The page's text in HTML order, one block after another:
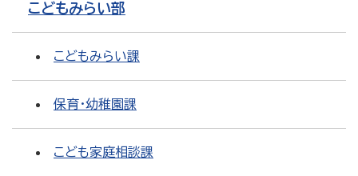
こどもみらい部
こどもみらい課
保育・幼稚園課
こども家庭相談課